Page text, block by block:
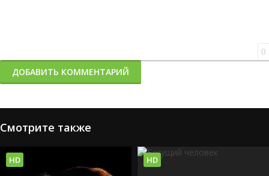
0
ДОБАВИТЬ КОММЕНТАРИЙ
Смотрите также
HD HD